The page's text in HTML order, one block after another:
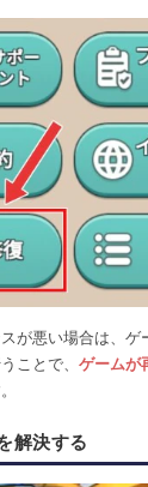
が悪い場合は、ゲ
ことで、 ゲームが
解決する